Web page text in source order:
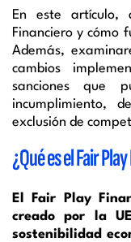
En este artículo,
Financiero y cómo
Además,
cambios
sanciones que
incumplimiento,
exclusión de
¿Qué es el Fair
El Fair Play
creado por la
sostenibilidad